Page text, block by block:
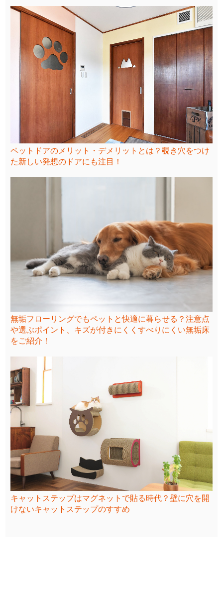
ペットドアのメリット・デメリットとは？覗き穴をつけ
た新しい発想のドアにも注目！
無垢フローリングでもペットと快適に暮らせる？注意点
や選ぶポイント、キズが付きにくくすべりにくい無垢床
をご紹介！
キャットステップはマグネットで貼る時代？壁に穴を開
けないキャットステップのすすめ